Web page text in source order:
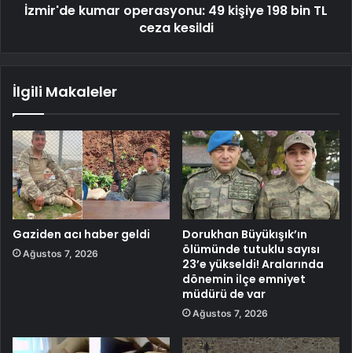
İzmir'de kumar operasyonu: 49 kişiye 198 bin TL
ceza kesildi
İlgili Makaleler
Gaziden acı haber geldi
Ağustos 7, 2026
Dorukhan Büyükışık’ın
ölümünde tutuklu sayısı
23’e yükseldi! Aralarında
dönemin ilçe emniyet
müdürü de var
Ağustos 7, 2026